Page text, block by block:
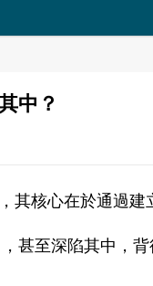
中？
其核心在於通過
甚至深陷其中，